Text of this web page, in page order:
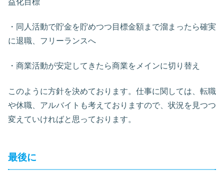
・同人活動で貯金を貯めつつ目標金額まで溜まったら確実
に退職、フリーランスへ
・商業活動が安定してきたら商業をメインに切り替え
このように方針を決めております。仕事に関しては、転職
や休職、アルバイトも考えておりますので、状況を見つつ
変えていければと思っております。
最後に